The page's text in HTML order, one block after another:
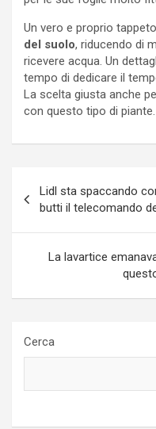
Un vero e proprio
del suolo, riducendo di
ricevere acqua. Un
tempo di dedicare il
La scelta giusta anche
con questo tipo di piante.
articoli
Lidl sta spaccando
butti il telecomando
La lavartice
Cerca